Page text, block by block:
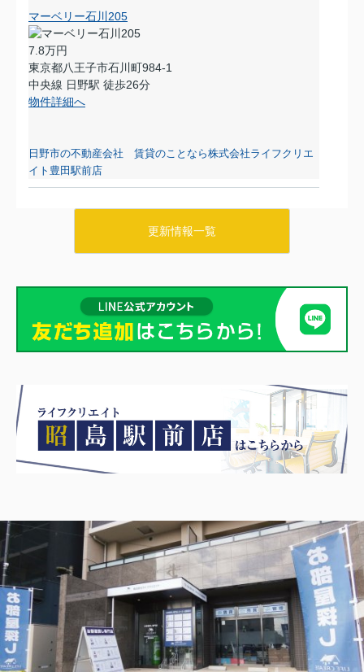
マーベリー石川205
7.8万円
東京都八王子市石川町984-1
中央線 日野駅 徒歩26分
物件詳細へ
日野市の不動産会社 賃貸のことなら株式会社ライフクリエ
イト豊田駅前店
日野・豊田・八王子の賃貸物件情報をUPしました！
リビエール高幡201
6.5万円
東京都日野市高幡680-12
京王線 高幡不動駅 徒歩6分
物件詳細へ
日野市の不動産会社 賃貸のことなら株式会社ライフクリエ
イト豊田駅前店
2026.08.04
日野市で一人暮らしを始めたい方必
場や初期費用ではないでしょうか。特
に社会人や学生の方にとって、毎月の
支出とまとまった初期費用のバランス
は、生活の安心感を左右する大切...
2026.08.04
◆◇◆ ◇◆ 夏季休業のお知らせ
更新情報一覧